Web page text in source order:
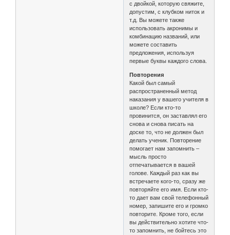
с двойкой, которую свяжите,
допустим, с клубком ниток и
т.д. Вы можете также
использовать акронимы и
комбинацию названий, или
можете составить
предложения, используя
первые буквы каждого слова.
Повторения
Какой был самый
распространенный метод
наказания у вашего учителя в
школе? Если кто-то
провинится, он заставлял его
снова и снова писать на
доске то, что не должен был
делать ученик. Повторение
помогает нам запомнить –
мысль просто
отпечатывается в вашей
голове. Каждый раз как вы
встречаете кого-то, сразу же
повторяйте его имя. Если кто-
то дает вам свой телефонный
номер, запишите его и громко
повторите. Кроме того, если
вы действительно хотите что-
то запомнить, не бойтесь это